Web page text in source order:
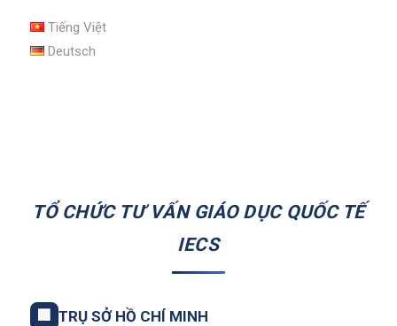
Tiếng Việt
Deutsch
TỔ CHỨC TƯ VẤN GIÁO DỤC QUỐC TẾ
IECS
🏢 TRỤ SỞ HỒ CHÍ MINH